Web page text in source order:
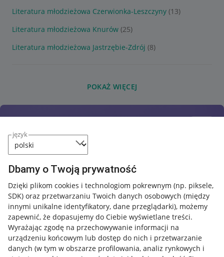
język
Dbamy o Twoją prywatność
Dzięki plikom cookies i technologiom pokrewnym (np. piksele,
SDK) oraz przetwarzaniu Twoich danych osobowych (między
innymi unikalne identyfikatory, dane przeglądarki), możemy
zapewnić, że dopasujemy do Ciebie wyświetlane treści.
Wyrażając zgodę na przechowywanie informacji na
urządzeniu końcowym lub dostęp do nich i przetwarzanie
danych (w tym w obszarze profilowania, analiz rynkowych i
Literatura młodzieżowa Czerwionka-Leszczyny (13)
Literatura młodzieżowa Knurów (25)
Literatura młodzieżowa Jastrzębie-Zdrój (8)
POKAŻ WIĘCEJ